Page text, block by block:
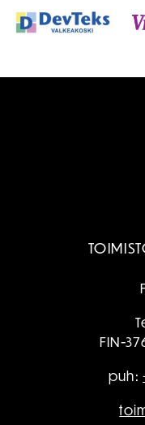
FIN-
puh: